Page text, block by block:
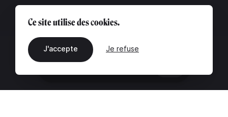
Ce site utilise des cookies.
J'accepte Je refuse